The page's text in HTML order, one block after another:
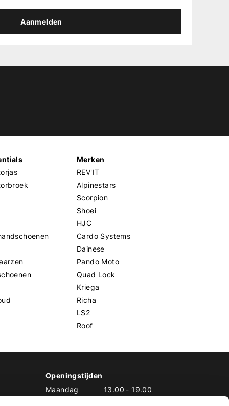
Aanmelden
Merken
REV'IT
Alpinestars
Scorpion
Shoei
HJC
Cardo Systems
Dainese
Pando Moto
Quad Lock
Kriega
Richa
LS2
Roof
Openingstijden
Maandag
13.00 - 19.00